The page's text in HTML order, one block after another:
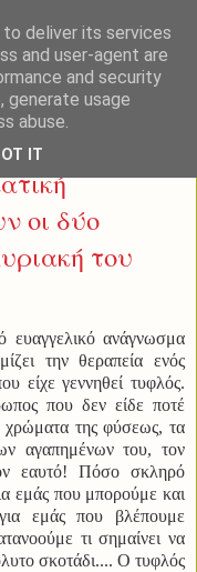
οι δύο
του
ευαγγελικό ανάγνωσμα
την θεραπεία ενός
είχε γεννηθεί τυφλός.
που δεν είδε ποτέ
χρώματα της φύσεως, τα
αγαπημένων του, τον
εαυτό! Πόσο σκληρό
εμάς που μπορούμε και
εμάς που βλέπουμε
τι σημαίνει να
σκοτάδι.... Ο τυφλός
deliver its services
and user-agent are
and security
generate usage
abuse.
IT